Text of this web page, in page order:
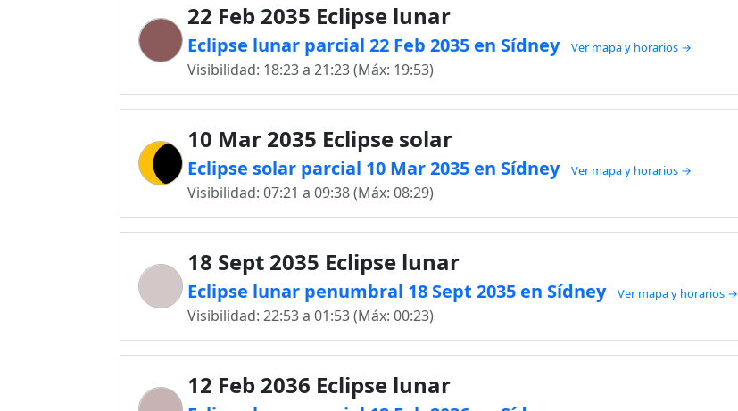
22 Feb 2035 Eclipse lunar
Eclipse lunar parcial 22 Feb 2035 en Sídney Ver mapa y horarios →
Visibilidad: 18:23 a 21:23 (Máx: 19:53)
10 Mar 2035 Eclipse solar
Eclipse solar parcial 10 Mar 2035 en Sídney Ver mapa y horarios →
Visibilidad: 07:21 a 09:38 (Máx: 08:29)
18 Sept 2035 Eclipse lunar
Eclipse lunar penumbral 18 Sept 2035 en Sídney Ver mapa y horarios →
Visibilidad: 22:53 a 01:53 (Máx: 00:23)
12 Feb 2036 Eclipse lunar